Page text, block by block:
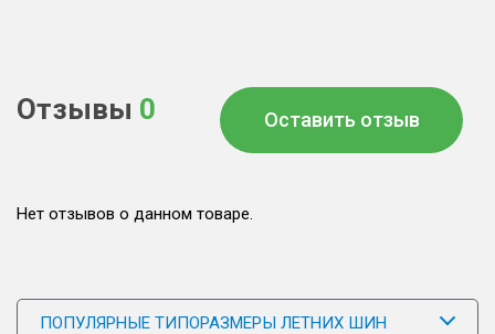
Отзывы 0 Оставить отзыв
Нет отзывов о данном товаре.
ПОПУЛЯРНЫЕ ТИПОРАЗМЕРЫ ЛЕТНИХ ШИН